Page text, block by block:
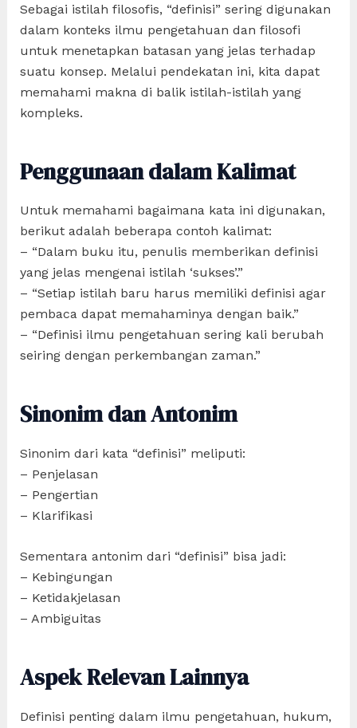
Sebagai istilah filosofis, “definisi” sering digunakan
dalam konteks ilmu pengetahuan dan filosofi
untuk menetapkan batasan yang jelas terhadap
suatu konsep. Melalui pendekatan ini, kita dapat
memahami makna di balik istilah-istilah yang
kompleks.
Penggunaan dalam Kalimat
Untuk memahami bagaimana kata ini digunakan,
berikut adalah beberapa contoh kalimat:
– “Dalam buku itu, penulis memberikan definisi
yang jelas mengenai istilah ‘sukses’.”
– “Setiap istilah baru harus memiliki definisi agar
pembaca dapat memahaminya dengan baik.”
– “Definisi ilmu pengetahuan sering kali berubah
seiring dengan perkembangan zaman.”
Sinonim dan Antonim
Sinonim dari kata “definisi” meliputi:
– Penjelasan
– Pengertian
– Klarifikasi
Sementara antonim dari “definisi” bisa jadi:
– Kebingungan
– Ketidakjelasan
– Ambiguitas
Aspek Relevan Lainnya
Definisi penting dalam ilmu pengetahuan, hukum,